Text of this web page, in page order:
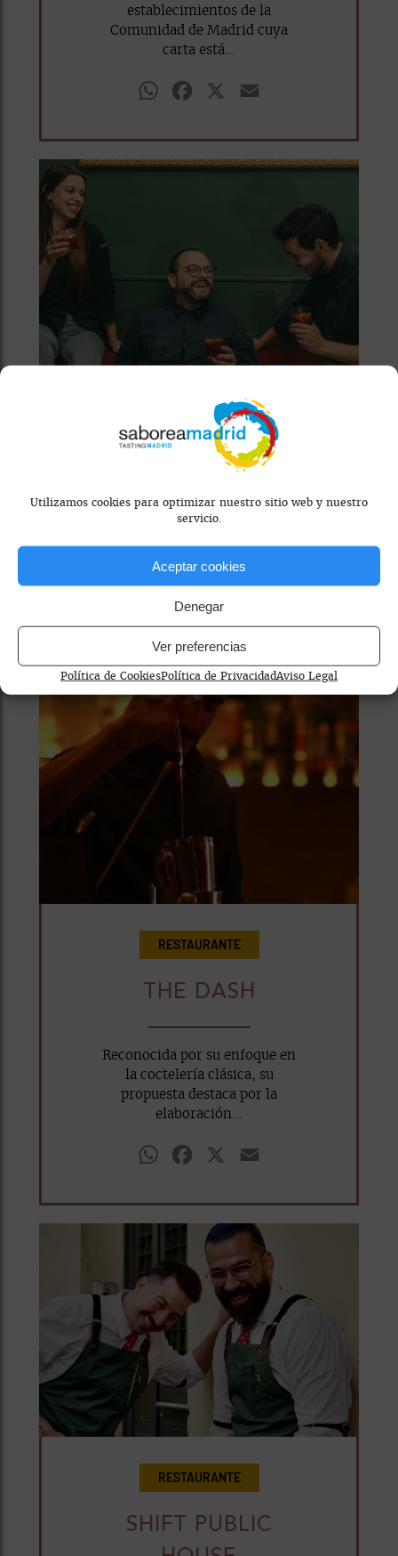
Utilizamos cookies para optimizar nuestro sitio web y nuestro
servicio.
Aceptar cookies
Denegar
Ver preferencias
Política de CookiesPolítica de PrivacidadAviso Legal
establecimientos de la
Comunidad de Madrid cuya
carta está...
WhatsAppFacebook
RESTAURANTE
MOMUS BAR
La nueva carta firmada por
Alberto Fernández y su equipo
representa un manifiesto
poético que...
WhatsApp
Facebook
X Email
RESTAURANTE
THE DASH
Reconocida por su enfoque en
la coctelería clásica, su
propuesta destaca por la
elaboración...
WhatsAppFacebook
RESTAURANTE
SHIFT PUBLIC